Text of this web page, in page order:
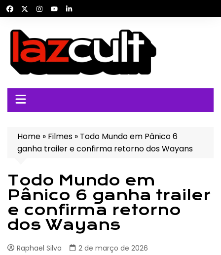
para
conteúdo
Home » Filmes » Todo Mundo em Pânico 6
ganha trailer e confirma retorno dos Wayans
Todo Mundo em
Pânico 6 ganha trailer
e confirma retorno
dos Wayans
Raphael Silva
2 de março de 2026